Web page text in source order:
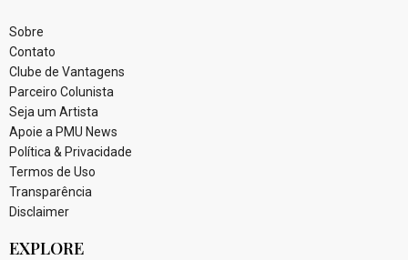
Sobre
Contato
Clube de Vantagens
Parceiro Colunista
Seja um Artista
Apoie a PMU News
Política & Privacidade
Termos de Uso
Transparência
Disclaimer
EXPLORE